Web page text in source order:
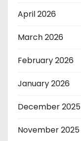
April 2026
March 2026
February 2026
January 2026
December 2025
November 2025